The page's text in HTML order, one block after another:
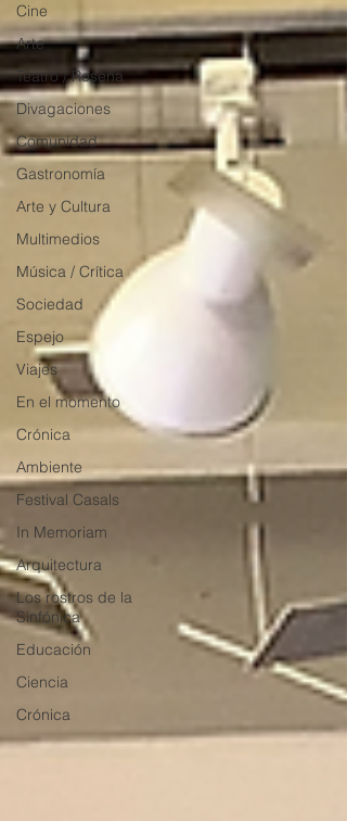
Cine
Arte
Teatro / Reseña
Divagaciones
Comunidad
Gastronomía
Arte y Cultura
Multimedios
Música / Crítica
Sociedad
Espejo
Viajes
En el momento
Crónica
Ambiente
Festival Casals
In Memoriam
Arquitectura
Los rostros de la
Sinfónica
Educación
Ciencia
Crónica